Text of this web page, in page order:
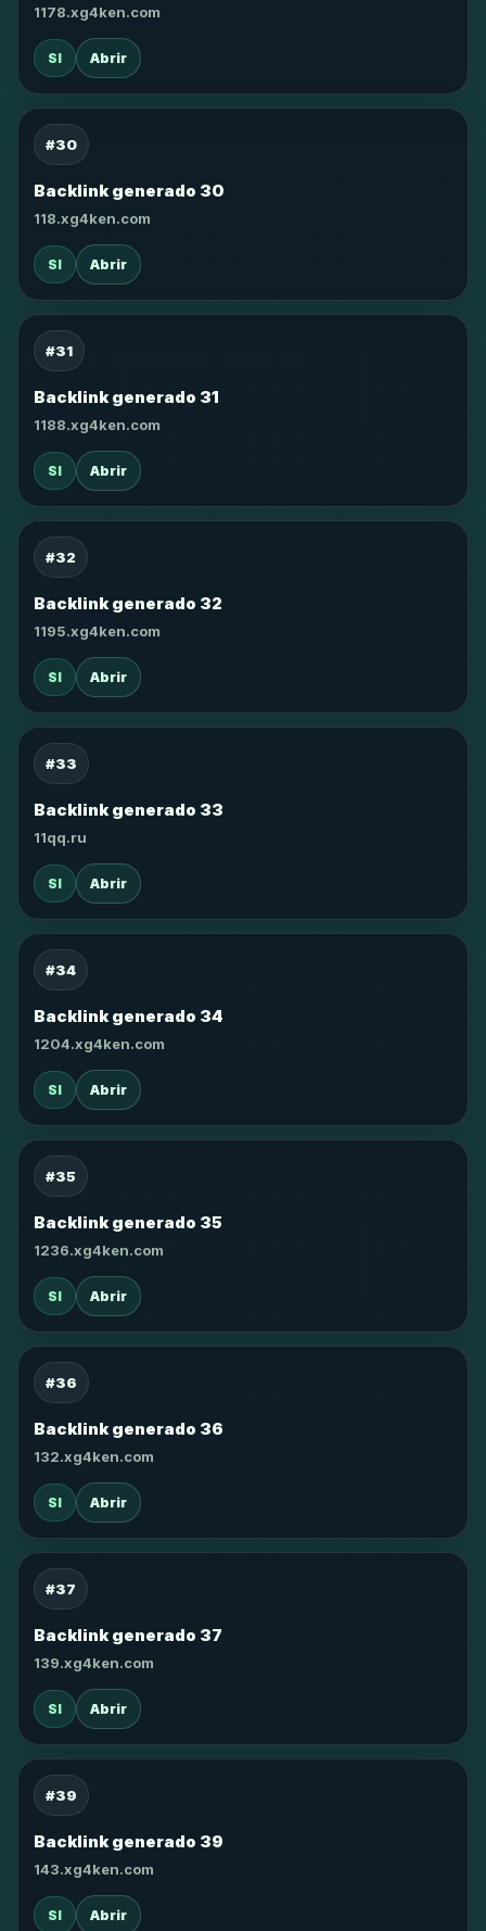
1178.xg4ken.com
SI Abrir
#30
Backlink generado 30
118.xg4ken.com
SI Abrir
#31
Backlink generado 31
1188.xg4ken.com
SI Abrir
#32
Backlink generado 32
1195.xg4ken.com
SI Abrir
#33
Backlink generado 33
11qq.ru
SI Abrir
#34
Backlink generado 34
1204.xg4ken.com
SI Abrir
#35
Backlink generado 35
1236.xg4ken.com
SI Abrir
#36
Backlink generado 36
132.xg4ken.com
SI Abrir
#37
Backlink generado 37
139.xg4ken.com
SI Abrir
#39
Backlink generado 39
143.xg4ken.com
SI Abrir